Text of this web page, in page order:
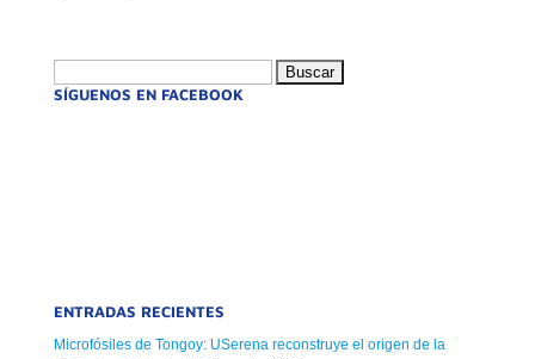
SÍGUENOS EN FACEBOOK
ENTRADAS RECIENTES
Microfósiles de Tongoy: USerena reconstruye el origen de la